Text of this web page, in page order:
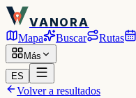
VANORA
Mapa Buscar Rutas
Más
ES
Volver a resultados